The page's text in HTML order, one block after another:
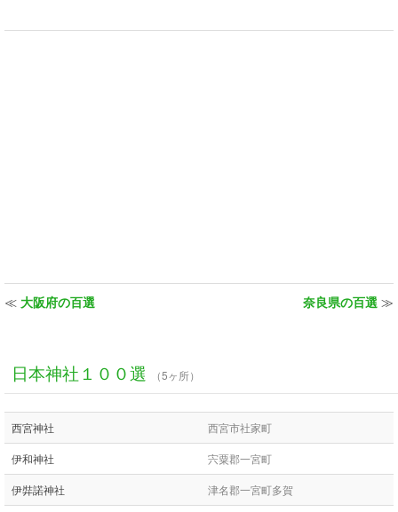
≪ 大阪府の百選 奈良県の百選 ≫
日本神社１００選 （5ヶ所）
西宮神社 西宮市社家町
伊和神社 宍粟郡一宮町
伊弉諾神社 津名郡一宮町多賀